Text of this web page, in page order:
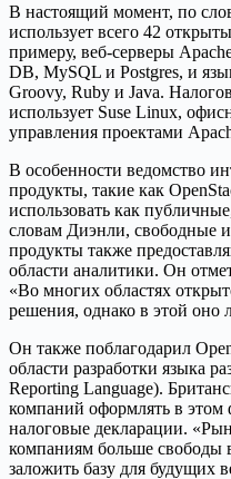
В настоящий момент, по
использует всего 42
примеру, веб-серверы
DB, MySQL и Postgres, и
Groovy, Ruby и Java.
использует Suse Linux,
управления проектами
В особенности ведомство
продукты, такие как
использовать как
словам Диэнли, свободные
продукты также
области аналитики. Он
«Во многих областях
решения, однако в этой оно
Он также поблагодарил
области разработки языка
Reporting Language).
компаний оформлять в этом
налоговые декларации.
компаниям больше свободы
заложить базу для будущих